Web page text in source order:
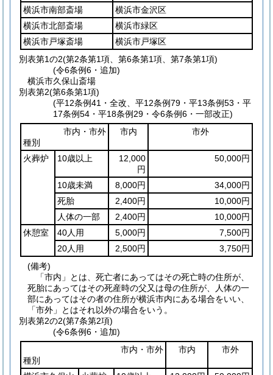
横浜市南部斎場
横浜市金沢区
横浜市北部斎場
横浜市緑区
横浜市戸塚斎場
横浜市戸塚区
別表第1の2(第2条第1項、第6条第1項、第7条第1項)
(令6条例6・追加)
横浜市久保山斎場
別表第2(第6条第1項)
(平12条例41・全改、平12条例79・平13条例53・平
17条例54・平18条例29・令6条例6・一部改正)
市内・市外
種別
市内 市外
火葬炉 10歳以上
12,000
円
50,000円
10歳未満 8,000円
34,000円
死胎
2,400円
10,000円
人体の一部
2,400円
10,000円
休憩室
40人用 5,000円
7,500円
20人用
2,500円
3,750円
(備考)
「市内」とは、死亡者にあってはその死亡時の住所が、
死胎にあってはその死産時の父又は母の住所が、人体の一
部にあってはその者の住所が横浜市内にある場合をいい、
「市外」とはそれ以外の場合をいう。
別表第2の2(第7条第2項)
(令6条例6・追加)
市内・市外
種別
市内 市外